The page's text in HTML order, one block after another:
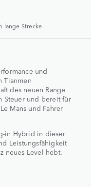
lange Strecke
und
Tianmen
des neuen Range
Steuer und bereit für
Mans und Fahrer
in Hybrid in dieser
Leistungsfähigkeit
neues Level hebt.